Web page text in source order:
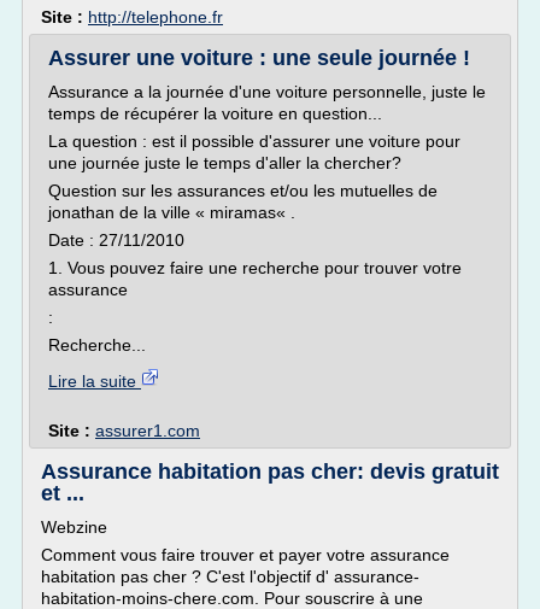
Site : http://telephone.fr
Assurer une voiture : une seule journée !
Assurance a la journée d'une voiture personnelle, juste le
temps de récupérer la voiture en question...
La question : est il possible d'assurer une voiture pour
une journée juste le temps d'aller la chercher?
Question sur les assurances et/ou les mutuelles de
jonathan de la ville « miramas« .
Date : 27/11/2010
1. Vous pouvez faire une recherche pour trouver votre
assurance
:
Recherche...
Lire la suite
Site : assurer1.com
Assurance habitation pas cher: devis gratuit
et ...
Webzine
Comment vous faire trouver et payer votre assurance
habitation pas cher ? C'est l'objectif d' assurance-
habitation-moins-chere.com. Pour souscrire à une